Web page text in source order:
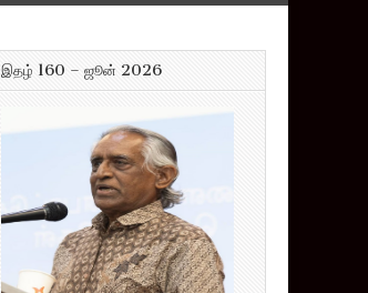
இதழ் 160 – ஜூன் 2026